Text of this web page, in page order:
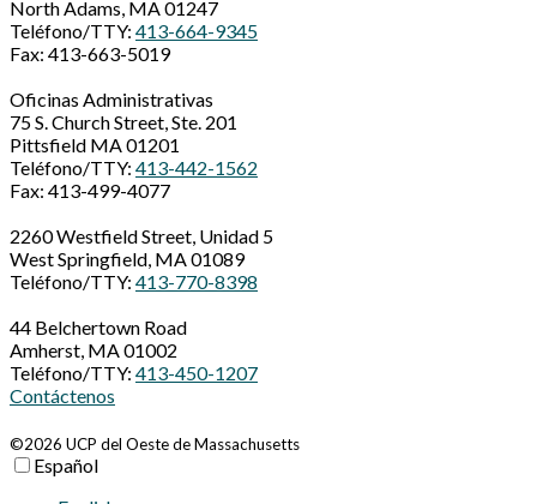
North Adams, MA 01247
Teléfono/TTY: 413-664-9345
Fax: 413-663-5019
Oficinas Administrativas
75 S. Church Street, Ste. 201
Pittsfield MA 01201
Teléfono/TTY: 413-442-1562
Fax: 413-499-4077
2260 Westfield Street, Unidad 5
West Springfield, MA 01089
Teléfono/TTY: 413-770-8398
44 Belchertown Road
Amherst, MA 01002
Teléfono/TTY: 413-450-1207
Contáctenos
©2026 UCP del Oeste de Massachusetts
Español